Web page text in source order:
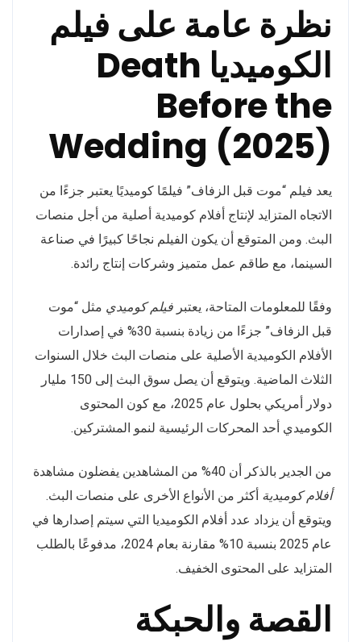
نظرة عامة على فيلم
الكوميديا Death
Before the
Wedding (2025)
يعد فيلم “موت قبل الزفاف” فيلمًا كوميديًا يعتبر جزءًا من
الاتجاه المتزايد لإنتاج أفلام كوميدية أصلية من أجل منصات
البث. ومن المتوقع أن يكون الفيلم نجاحًا كبيرًا في صناعة
السينما، مع طاقم عمل متميز وشركات إنتاج رائدة.
وفقًا للمعلومات المتاحة، يعتبر فيلم كوميدي مثل “موت
قبل الزفاف” جزءًا من زيادة بنسبة 30% في إصدارات
الأفلام الكوميدية الأصلية على منصات البث خلال السنوات
الثلاث الماضية. ويتوقع أن يصل سوق البث إلى 150 مليار
دولار أمريكي بحلول عام 2025، مع كون المحتوى
الكوميدي أحد المحركات الرئيسية لنمو المشتركين.
من الجدير بالذكر أن 40% من المشاهدين يفضلون مشاهدة
أفلام كوميدية أكثر من الأنواع الأخرى على منصات البث.
ويتوقع أن يزداد عدد أفلام الكوميديا التي سيتم إصدارها في
عام 2025 بنسبة 10% مقارنة بعام 2024، مدفوعًا بالطلب
المتزايد على المحتوى الخفيف.
القصة والحبكة